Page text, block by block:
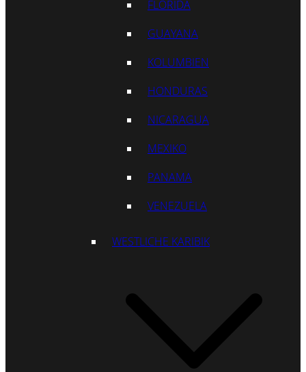
FLORIDA
GUAYANA
KOLUMBIEN
HONDURAS
NICARAGUA
MEXIKO
PANAMA
VENEZUELA
WESTLICHE KARIBIK